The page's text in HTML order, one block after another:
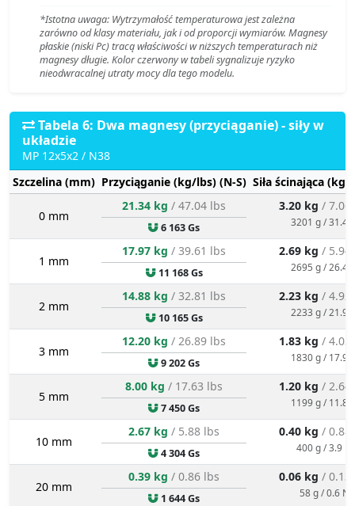
*Istotna uwaga: Wytrzymałość temperaturowa jest zależna
zarówno od klasy materiału, jak i od proporcji wymiarów. Magnesy
płaskie (niski Pc) tracą właściwości w niższych temperaturach niż
magnesy długie. Kolor czerwony w tabeli sygnalizuje ryzyko
nieodwracalnej utraty mocy dla tego modelu.
Tabela 6: Dwa magnesy (przyciąganie) - siły w
układzie
MP 12x5x2 / N38
Szczelina (mm) Przyciąganie (kg/lbs) (N-S) Siła ścinająca
0 mm
21.34 kg / 47.04 lbs
6 163 Gs
3.20 kg / 7.06
3201 g / 31.4
1 mm
17.97 kg / 39.61 lbs
11 168 Gs
2.69 kg / 5.94
2695 g / 26.4
2 mm
14.88 kg / 32.81 lbs
10 165 Gs
2.23 kg / 4.92
2233 g / 21.9
3 mm
12.20 kg / 26.89 lbs
9 202 Gs
1.83 kg / 4.03
1830 g / 17.9
5 mm
8.00 kg / 17.63 lbs
7 450 Gs
1.20 kg / 2.64
1199 g / 11.8
10 mm
2.67 kg / 5.88 lbs
4 304 Gs
0.40 kg / 0.88
400 g / 3.9 N
20 mm
0.39 kg / 0.86 lbs
1 644 Gs
0.06 kg / 0.13
58 g / 0.6 N